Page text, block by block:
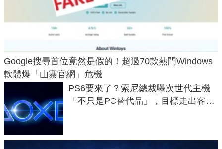
Google搜尋首位竟然是假的！超過70款熱門Windows
軟體爆「山寨官網」危機
PS6要來了？索尼總裁曝次世代主機
「不只是PC替代品」，目標走出客